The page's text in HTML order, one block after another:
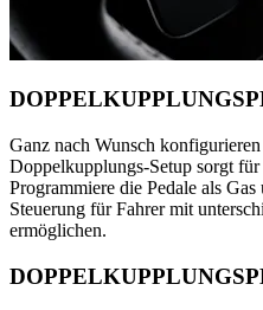
Ganz nach Wunsch
Doppelkupplungs-Setup sorgt
Programmiere die Pedale als
Steuerung für Fahrer mit
ermöglichen.